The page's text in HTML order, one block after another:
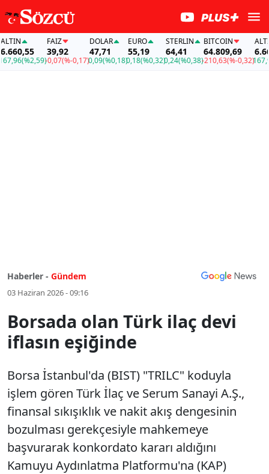
(%2,59)
FAİZ
39,92
-0,07(%-0,17)
DOLAR
47,71
0,09(%0,18)
EURO
55,19
0,18(%0,32)
STERLIN
64,41
0,24(%0,38)
BITCOIN
64.809,69
-210,63(%-0,32)
ALTIN
167,96
Haberler - Gündem
03 Haziran 2026 - 09:16
Borsada olan Türk ilaç devi
iflasın eşiğinde
Borsa İstanbul'da (BIST) "TRILC" koduyla
işlem gören Türk İlaç ve Serum Sanayi A.Ş.,
finansal sıkışıklık ve nakit akış dengesinin
bozulması gerekçesiyle mahkemeye
başvurarak konkordato kararı aldığını
Kamuyu Aydınlatma Platformu'na (KAP)